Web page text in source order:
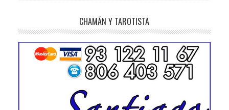
CHAMÁN Y TAROTISTA